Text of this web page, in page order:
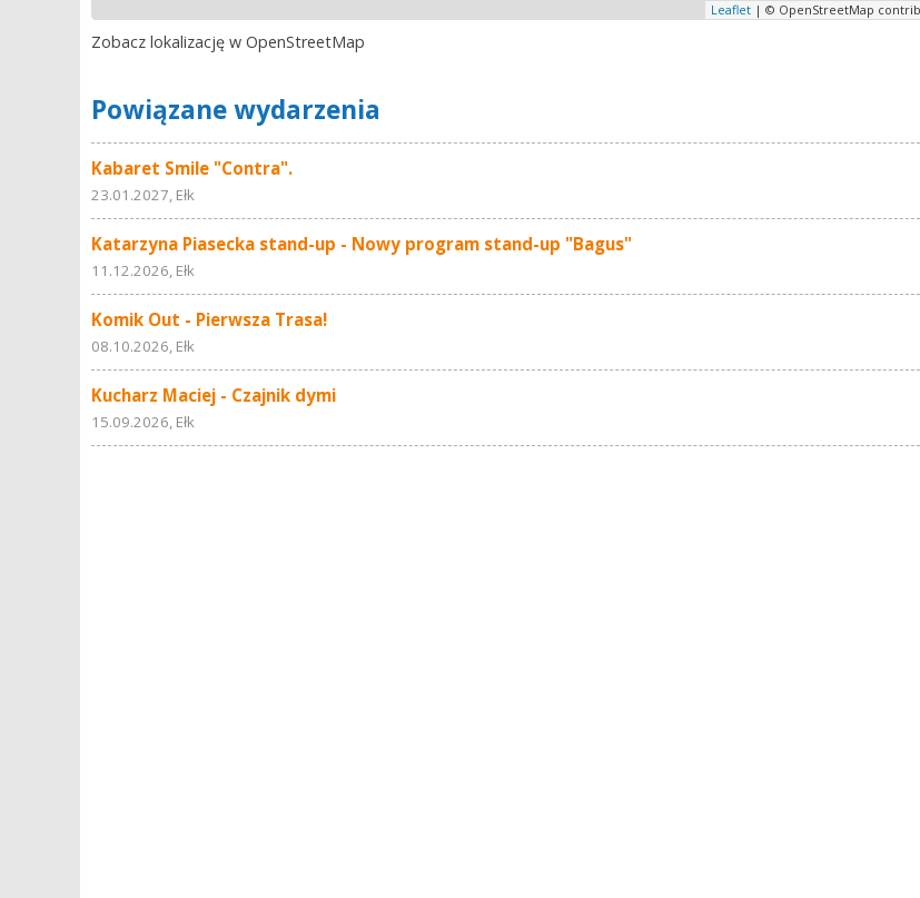
Leaflet | © OpenStreetMap
Zobacz lokalizację w OpenStreetMap
Powiązane wydarzenia
Kabaret Smile "Contra".
23.01.2027, Ełk
Katarzyna Piasecka stand-up - Nowy program stand-up "Bagus"
11.12.2026, Ełk
Komik Out - Pierwsza Trasa!
08.10.2026, Ełk
Kucharz Maciej - Czajnik dymi
15.09.2026, Ełk